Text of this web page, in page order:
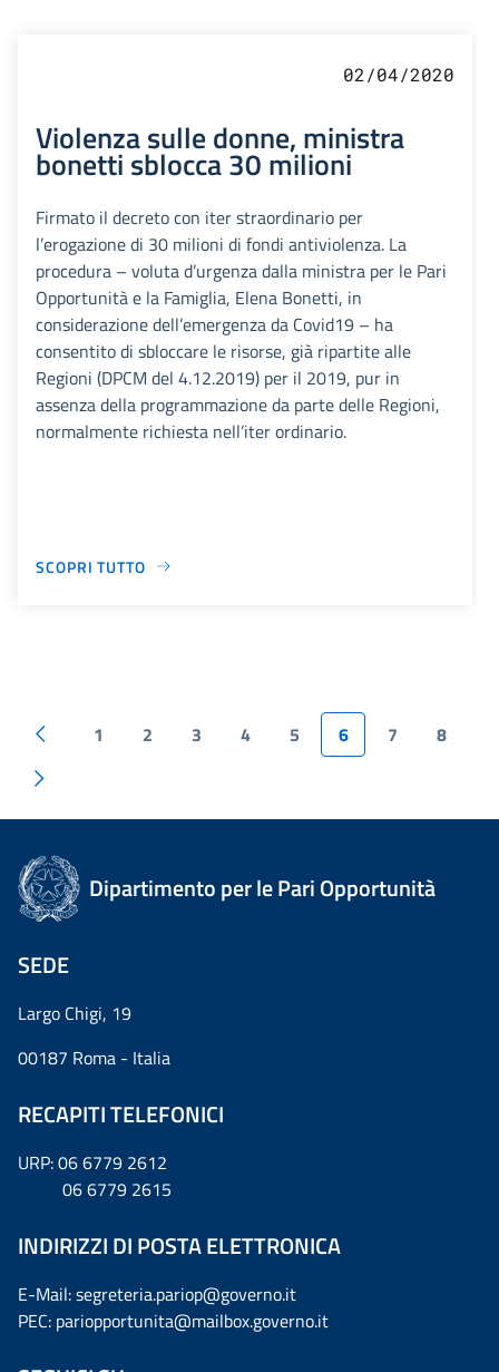
02/04/2020
Violenza sulle donne, ministra
bonetti sblocca 30 milioni
Firmato il decreto con iter straordinario per
l’erogazione di 30 milioni di fondi antiviolenza. La
procedura – voluta d’urgenza dalla ministra per le Pari
Opportunità e la Famiglia, Elena Bonetti, in
considerazione dell’emergenza da Covid19 – ha
consentito di sbloccare le risorse, già ripartite alle
Regioni (DPCM del 4.12.2019) per il 2019, pur in
assenza della programmazione da parte delle Regioni,
normalmente richiesta nell’iter ordinario.
SCOPRI TUTTO
1 2 3 4 5 6 7 8
Dipartimento per le Pari Opportunità
SEDE
Largo Chigi, 19
00187 Roma - Italia
RECAPITI TELEFONICI
URP: 06 6779 2612
06 6779 2615
INDIRIZZI DI POSTA ELETTRONICA
E-Mail: segreteria.pariop@governo.it
PEC: pariopportunita@mailbox.governo.it